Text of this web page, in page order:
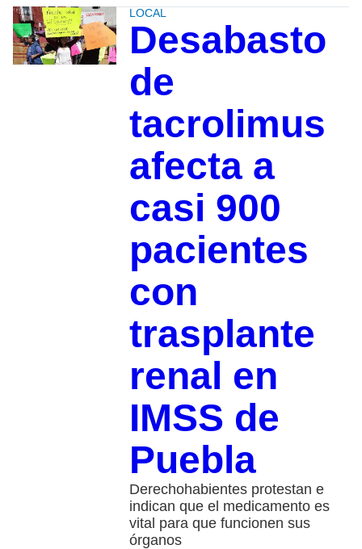
LOCAL
Desabasto
de
tacrolimus
afecta a
casi 900
pacientes
con
trasplante
renal en
IMSS de
Puebla
Derechohabientes protestan e
indican que el medicamento es
vital para que funcionen sus
órganos